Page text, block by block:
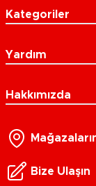
Kategoriler
Yardım
Hakkımızda
Bize Ulaşın